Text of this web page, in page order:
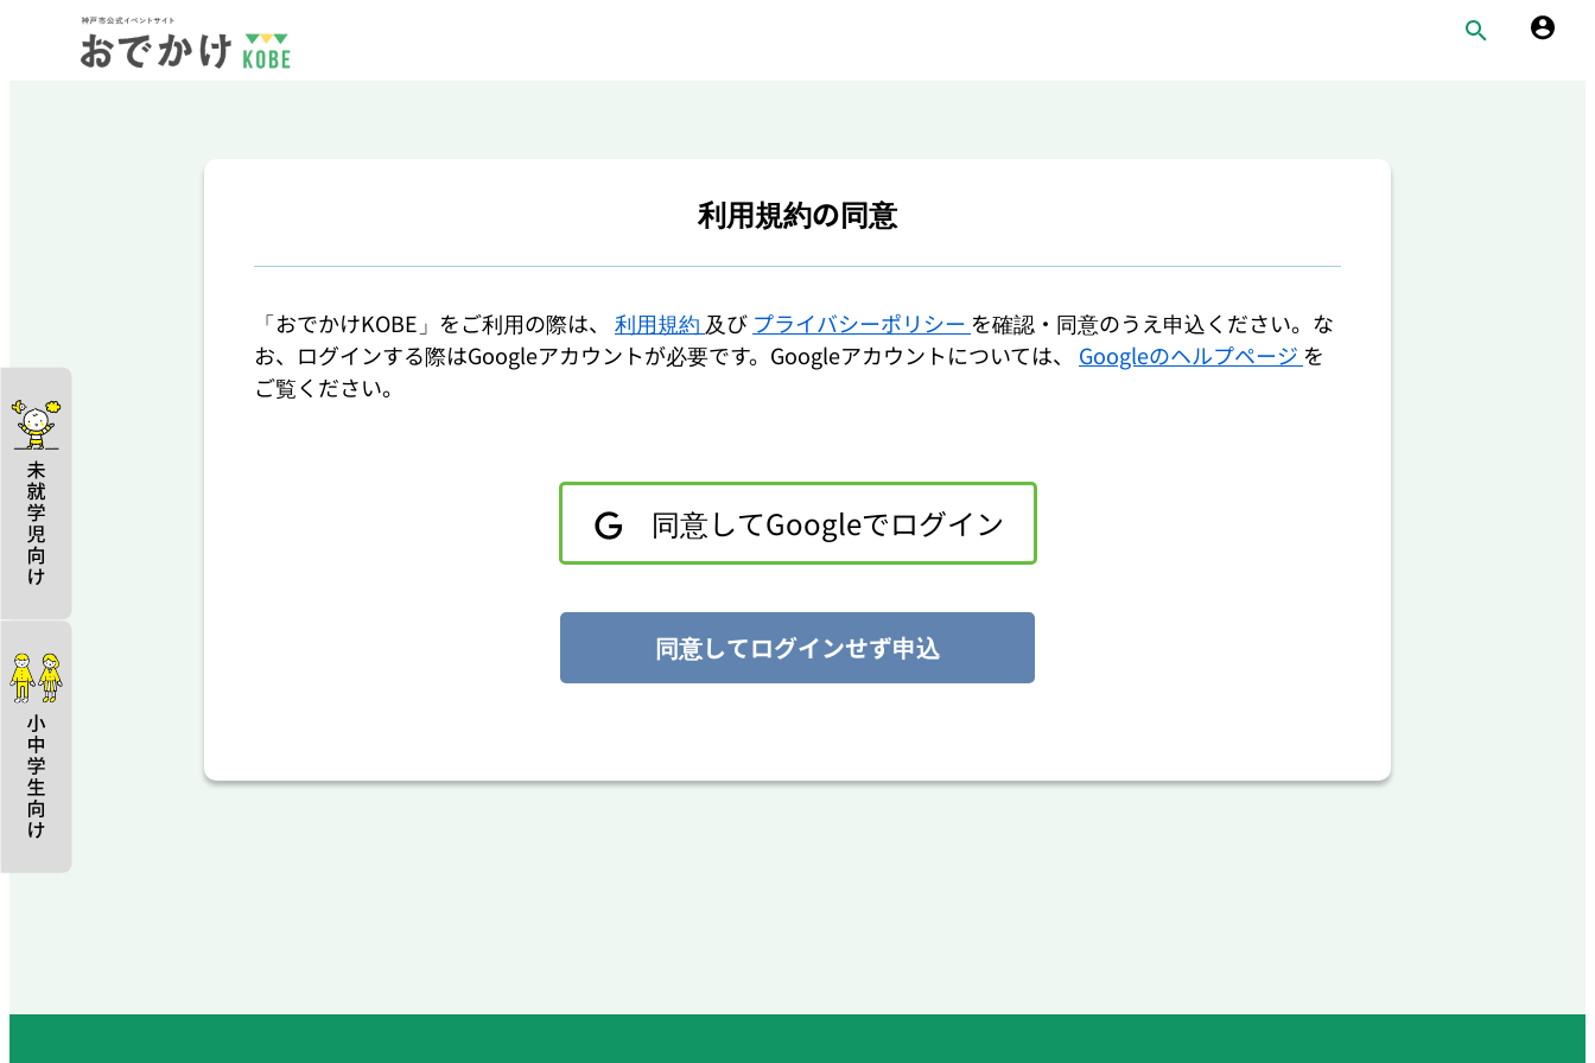
利用規約の同意
「おでかけKOBE」をご利用の際は、 利用規約 及び プライバシーポリシー を確認・同意のうえ申込ください。な
お、ログインする際はGoogleアカウントが必要です。Googleアカウントについては、 Googleのヘルプページ を
ご覧ください。
同意してGoogleでログイン
同意してログインせず申込